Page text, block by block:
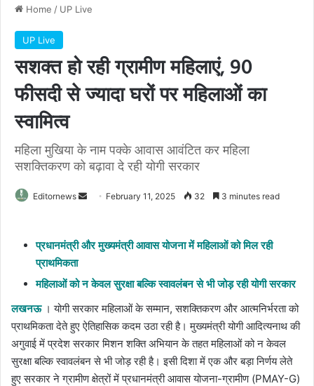
Home / UP Live
UP Live
सशक्त हो रही ग्रामीण महिलाएं, 90
फीसदी से ज्यादा घरों पर महिलाओं का
स्वामित्व
महिला मुखिया के नाम पक्के आवास आवंटित कर महिला
सशक्तिकरण को बढ़ावा दे रही योगी सरकार
Editornews
Send February 11, 2025 32 3 minutes read
प्रधानमंत्री और मुख्यमंत्री आवास योजना में महिलाओं को मिल रही
प्राथमिकता
महिलाओं को न केवल सुरक्षा बल्कि स्वावलंबन से भी जोड़ रही योगी सरकार
लखनऊ । योगी सरकार महिलाओं के सम्मान, सशक्तिकरण और आत्मनिर्भरता को
प्राथमिकता देते हुए ऐतिहासिक कदम उठा रही है। मुख्यमंत्री योगी आदित्यनाथ की
अगुवाई में प्रदेश सरकार मिशन शक्ति अभियान के तहत महिलाओं को न केवल
सुरक्षा बल्कि स्वावलंबन से भी जोड़ रही है। इसी दिशा में एक और बड़ा निर्णय लेते
हुए सरकार ने ग्रामीण क्षेत्रों में प्रधानमंत्री आवास योजना-ग्रामीण (PMAY-G)